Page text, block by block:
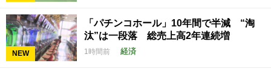
NEW
「パチンコホール」10年間で半減 “淘
汰”は一段落 総売上高2年連続増
1時間前 経済